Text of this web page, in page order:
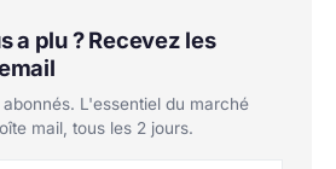
a plu ? Recevez les
L'essentiel du marché
mail, tous les 2 jours.